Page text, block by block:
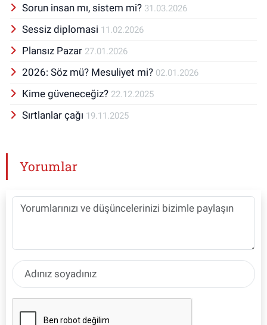
Sorun insan mı, sistem mi? 31.03.2026
Sessiz diplomasi 11.02.2026
Plansız Pazar 27.01.2026
2026: Söz mü? Mesuliyet mi? 02.01.2026
Kime güveneceğiz? 22.12.2025
Sırtlanlar çağı 19.11.2025
Yorumlar